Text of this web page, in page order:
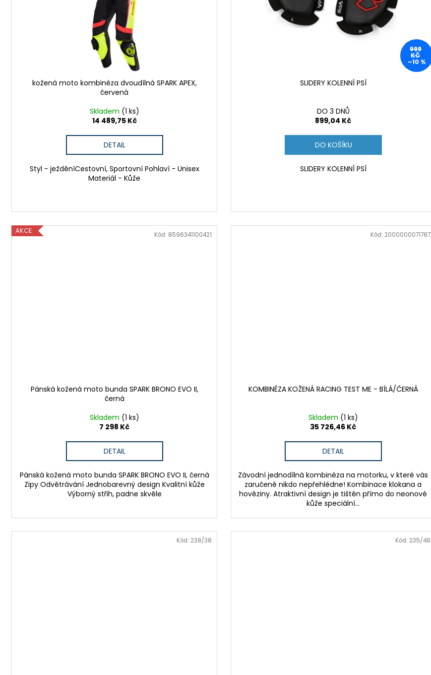
kožená moto kombinéza dvoudílná SPARK APEX,
červená
Skladem (1 ks)
14 489,75 Kč
DETAIL
Styl - ježděníCestovní, Sportovní Pohlaví - Unisex
Materiál - Kůže
999
KČ
–10 %
SLIDERY KOLENNÍ PSÍ
DO 3 DNŮ
899,04 Kč
DO KOŠÍKU
SLIDERY KOLENNÍ PSÍ
AKCE
Pánská kožená moto bunda SPARK BRONO EVO II,
černá
Skladem (1 ks)
7 298 Kč
DETAIL
Pánská kožená moto bunda SPARK BRONO EVO II, černá
Zipy Odvětrávání Jednobarevný design Kvalitní kůže
Výborný střih, padne skvěle
Kód: 8596341100421
KOMBINÉZA KOŽENÁ RACING TEST ME - BÍLÁ/ČERNÁ
Skladem (1 ks)
35 726,46 Kč
DETAIL
Závodní jednodílná kombinéza na motorku, v které vás
zaručeně nikdo nepřehlédne! Kombinace klokana a
hověziny. Atraktivní design je tištěn přímo do neonové
kůže speciální...
Kód: 2000000071787
Kód: 238/38 Kód: 235/48